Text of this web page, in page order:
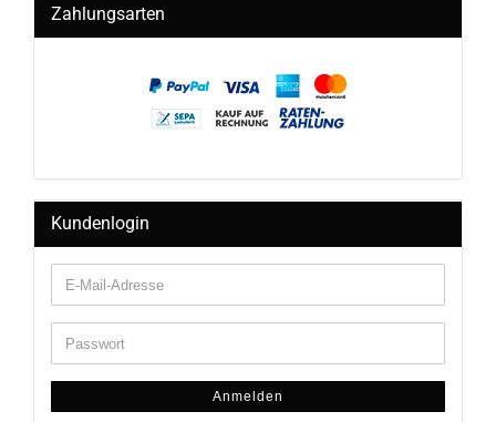
Zahlungsarten
Kundenlogin
Anmelden